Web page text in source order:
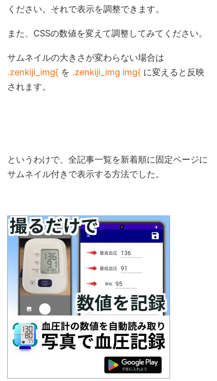
ください。それで表示を調整できます。
また、CSSの数値を変えて調整してみてください。
サムネイルの大きさが変わらない場合は
.zenkiji_img{ を .zenkiji_img img{ に変えると反映
されます。
というわけで、全記事一覧を新着順に固定ページに
サムネイル付きで表示する方法でした。